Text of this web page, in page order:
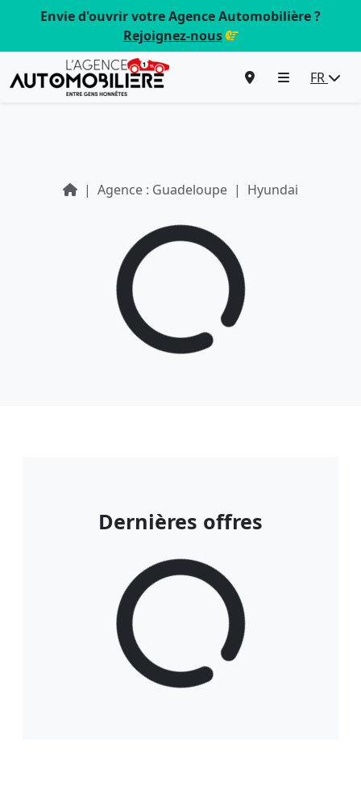
Envie d'ouvrir votre Agence Automobilière ?
Rejoignez-nous
FR
Agence : Guadeloupe Hyundai
Dernières offres